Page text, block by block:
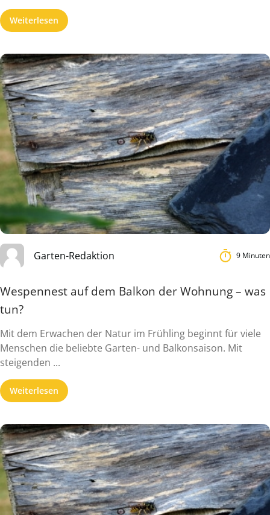
Weiterlesen
Garten-Redaktion 9 Minuten
Wespennest auf dem Balkon der Wohnung – was
tun?
Mit dem Erwachen der Natur im Frühling beginnt für viele
Menschen die beliebte Garten- und Balkonsaison. Mit
steigenden ...
Weiterlesen